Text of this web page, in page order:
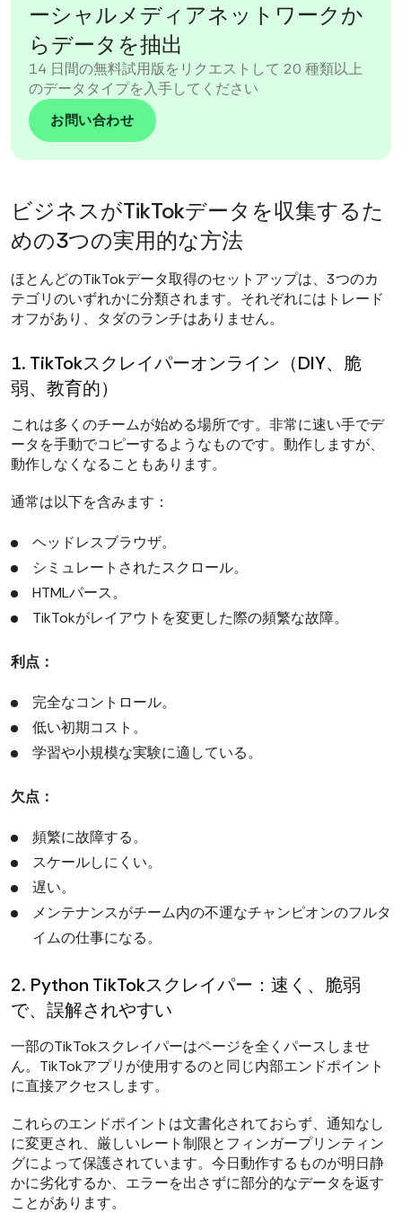
ーシャルメディアネットワークか
らデータを抽出
14 日間の無料試用版をリクエストして 20 種類以上
のデータタイプを入手してください
お問い合わせ
ビジネスがTikTokデータを収集するた
めの3つの実用的な方法
ほとんどのTikTokデータ取得のセットアップは、3つのカ
テゴリのいずれかに分類されます。それぞれにはトレード
オフがあり、タダのランチはありません。
1. TikTokスクレイパーオンライン（DIY、脆
弱、教育的）
これは多くのチームが始める場所です。非常に速い手でデ
ータを手動でコピーするようなものです。動作しますが、
動作しなくなることもあります。
通常は以下を含みます：
ヘッドレスブラウザ。
シミュレートされたスクロール。
HTMLパース。
TikTokがレイアウトを変更した際の頻繁な故障。
利点：
完全なコントロール。
低い初期コスト。
学習や小規模な実験に適している。
欠点：
頻繁に故障する。
スケールしにくい。
遅い。
メンテナンスがチーム内の不運なチャンピオンのフルタ
イムの仕事になる。
2. Python TikTokスクレイパー：速く、脆弱
で、誤解されやすい
一部のTikTokスクレイパーはページを全くパースしませ
ん。TikTokアプリが使用するのと同じ内部エンドポイント
に直接アクセスします。
これらのエンドポイントは文書化されておらず、通知なし
に変更され、厳しいレート制限とフィンガープリンティン
グによって保護されています。今日動作するものが明日静
かに劣化するか、エラーを出さずに部分的なデータを返す
ことがあります。